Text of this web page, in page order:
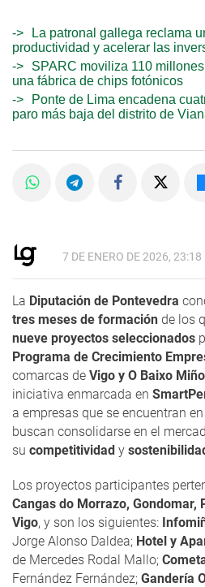
La patronal gallega reclama
productividad y acelerar las
SPARC moviliza 110
una fábrica de chips fotónicos
Ponte de Lima encadena
paro más baja del distrito de
7 DE ENERO DE 2026, 23:18
La Diputación de Pontevedra
tres meses de formación de los
nueve proyectos seleccionados
Programa de Crecimiento
comarcas de Vigo y O Baixo Miño
iniciativa enmarcada en
a empresas que se encuentran
buscan consolidarse en el
su competitividad y
Los proyectos participantes
Cangas do Morrazo, Gondomar,
Vigo, y son los siguientes:
Jorge Alonso Daldea; Hotel y
de Mercedes Rodal Mallo;
Fernández Fernández; Gandería